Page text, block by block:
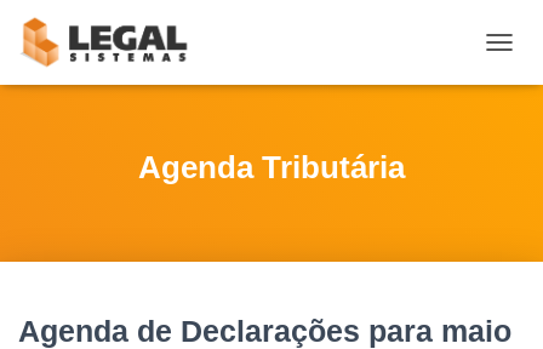
Agenda Tributária
Agenda de Declarações para maio